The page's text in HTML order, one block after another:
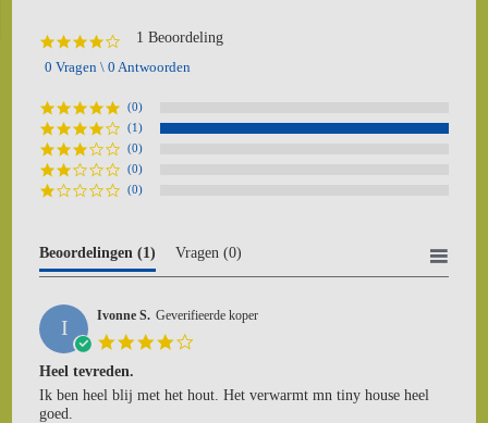
4.0
star
1 Beoordeling
0 Vragen \ 0 Antwoorden
(0)
(1)
(0)
(0)
(0)
Beoordelingen (1) Vragen (0)
I Ivonne S. Geverifieerde koper
Heel tevreden.
Review
by
review
stating
Ik ben heel blij met het hout. Het verwarmt mn tiny house heel
goed.